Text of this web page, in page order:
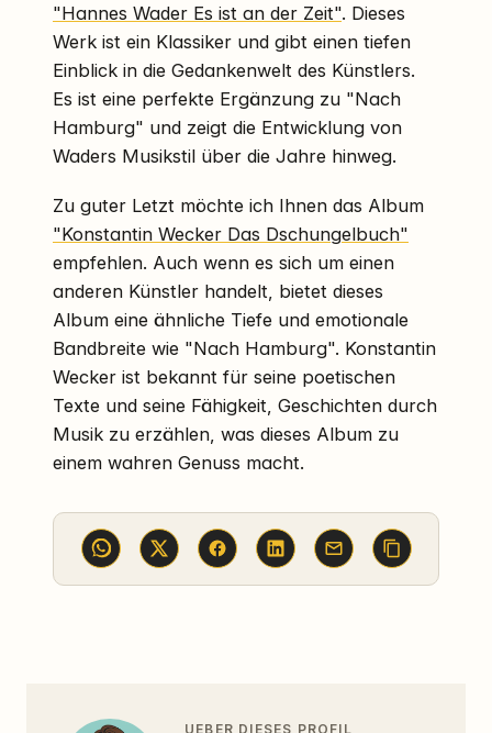
"Hannes Wader Es ist an der Zeit". Dieses
Werk ist ein Klassiker und gibt einen tiefen
Einblick in die Gedankenwelt des Künstlers.
Es ist eine perfekte Ergänzung zu "Nach
Hamburg" und zeigt die Entwicklung von
Waders Musikstil über die Jahre hinweg.
Zu guter Letzt möchte ich Ihnen das Album
"Konstantin Wecker Das Dschungelbuch"
empfehlen. Auch wenn es sich um einen
anderen Künstler handelt, bietet dieses
Album eine ähnliche Tiefe und emotionale
Bandbreite wie "Nach Hamburg". Konstantin
Wecker ist bekannt für seine poetischen
Texte und seine Fähigkeit, Geschichten durch
Musik zu erzählen, was dieses Album zu
einem wahren Genuss macht.
UEBER DIESES PROFIL